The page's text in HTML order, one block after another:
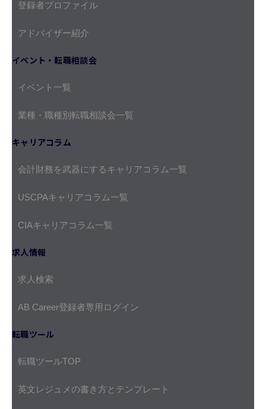
登録者プロファイル
アドバイザー紹介
イベント・転職相談会
イベント一覧
業種・職種別転職相談会一覧
キャリアコラム
会計財務を武器にするキャリアコラム一覧
USCPAキャリアコラム一覧
CIAキャリアコラム一覧
求人情報
求人検索
AB Career登録者専用ログイン
転職ツール
転職ツールTOP
英文レジュメの書き方とテンプレート